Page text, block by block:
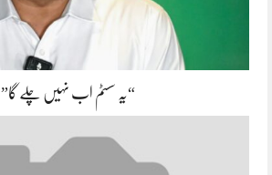
“یہ سسٹم اب نہیں چلے گا”